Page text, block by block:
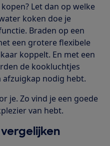
Let dan op welke
koken doe je
Braden op een
een grotere flexibele
koppelt. En met een
de kookluchtjes
nodig hebt.
je. Zo vind je een goede
van hebt.